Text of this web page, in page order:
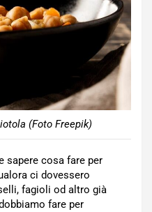
(Foto Freepik)
sapere cosa fare per
ci dovessero
fagioli od altro già
fare per